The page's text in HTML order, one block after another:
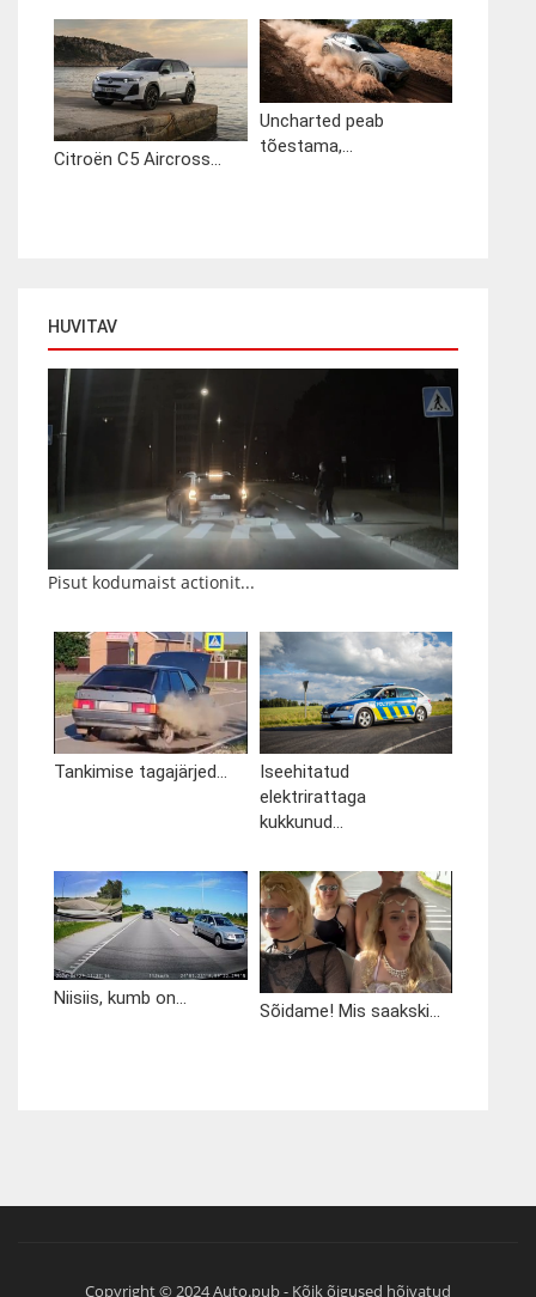
Citroën C5 Aircross...
Uncharted peab
tõestama,...
HUVITAV
Pisut kodumaist actionit...
Tankimise tagajärjed...
Iseehitatud
elektrirattaga
kukkunud...
Niisiis, kumb on...
Sõidame! Mis saakski...
Copyright © 2024 Auto.pub - Kõik õigused hõivatud